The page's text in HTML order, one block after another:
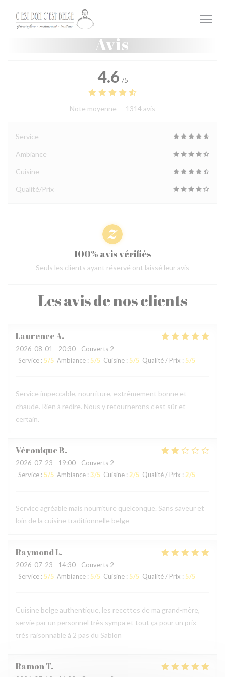
Personnalisation de vos choix en matière de cookies
Avis
Les avis de nos clients
LaurenceA
2026-08-01 - 20:30 - Couverts 2
Service : 5/5 Ambiance : 5/5 Cuisine : 5/5 Qualité / Prix : 5/5
Service impeccable, nourriture, extrêmement bonne et
chaude. Rien à redire. Nous y retournerons c’est sûr et
certain.
VéroniqueB
2026-07-23 - 19:00 - Couverts 2
Service : 5/5 Ambiance : 3/5 Cuisine : 2/5 Qualité / Prix : 2/5
Service agréable mais nourriture quelconque. Sans saveur et
loin de la cuisine traditionnelle belge
RaymondL
2026-07-23 - 14:30 - Couverts 2
Service : 5/5 Ambiance : 5/5 Cuisine : 5/5 Qualité / Prix : 5/5
Cuisine belge authentique, les recettes de ma grand-mère,
servie par un personnel très sympa et tout ça pour un prix
très raisonnable à 2 pas du Sablon
RamonT
4.6 /5
Note moyenne — 1314 avis
Service
Ambiance
Cuisine
Qualité/Prix
100% avis vérifiés
Seuls les clients ayant réservé ont laissé leur avis